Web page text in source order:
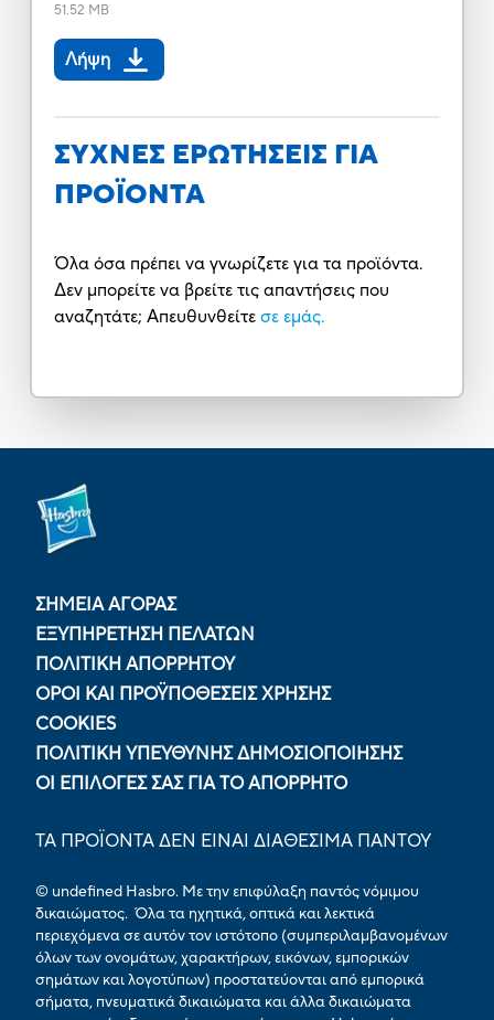
51.52 MB
Λήψη
ΣΥΧΝΕΣ ΕΡΩΤΗΣΕΙΣ ΓΙΑ
ΠΡΟΪΟΝΤΑ
Όλα όσα πρέπει να γνωρίζετε για τα προϊόντα.
Δεν μπορείτε να βρείτε τις απαντήσεις που
αναζητάτε; Απευθυνθείτε σε εμάς.
ΣΗΜΕΙΑ ΑΓΟΡΑΣ
ΕΞΥΠΗΡΕΤΗΣΗ ΠΕΛΑΤΩΝ
ΠΟΛΙΤΙΚΉ ΑΠΟΡΡΉΤΟΥ
ΟΡΟΙ ΚΑΙ ΠΡΟΫΠΟΘΕΣΕΙΣ ΧΡΗΣΗΣ
COOKIES
ΠΟΛΙΤΙΚΉ ΥΠΕΎΘΥΝΗΣ ΔΗΜΟΣΙΟΠΟΊΗΣΗΣ
ΟΙ ΕΠΙΛΟΓΈΣ ΣΑΣ ΓΙΑ ΤΟ ΑΠΌΡΡΗΤΟ
ΤΑ ΠΡΟΪΟΝΤΑ ΔΕΝ ΕΙΝΑΙ ΔΙΑΘΕΣΙΜΑ ΠΑΝΤΟΥ
© undefined Hasbro. Με την επιφύλαξη παντός νόμιμου
δικαιώματος. Όλα τα ηχητικά, οπτικά και λεκτικά
περιεχόμενα σε αυτόν τον ιστότοπο (συμπεριλαμβανομένων
όλων των ονομάτων, χαρακτήρων, εικόνων, εμπορικών
σημάτων και λογοτύπων) προστατεύονται από εμπορικά
σήματα, πνευματικά δικαιώματα και άλλα δικαιώματα